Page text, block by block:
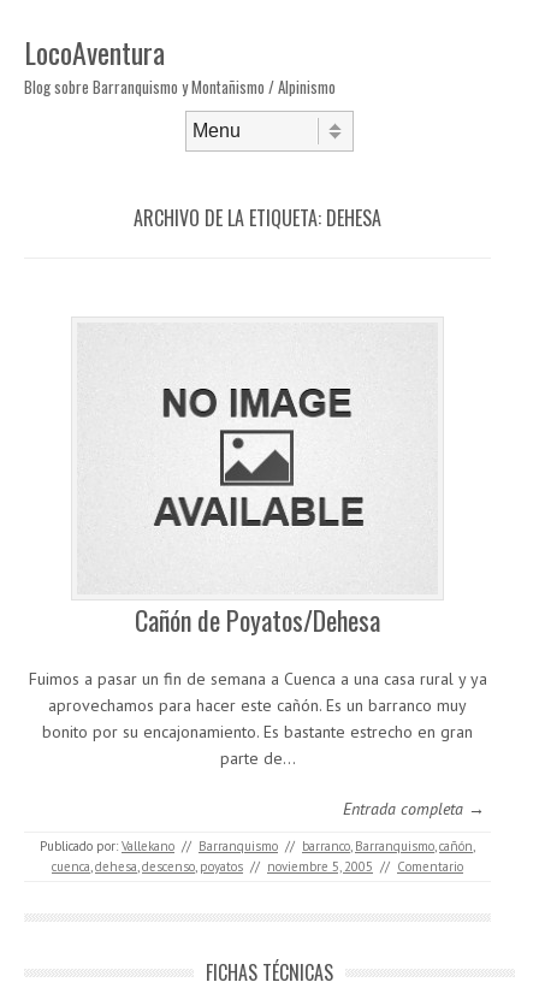
LocoAventura
Blog sobre Barranquismo y Montañismo / Alpinismo
ARCHIVO DE LA ETIQUETA: DEHESA
Cañón de Poyatos/Dehesa
Fuimos a pasar un fin de semana a Cuenca a una casa rural y ya
aprovechamos para hacer este cañón. Es un barranco muy
bonito por su encajonamiento. Es bastante estrecho en gran
parte de…
Entrada completa →
Publicado por: Vallekano // Barranquismo // barranco, Barranquismo,cañón,
cuenca,dehesa,descenso, poyatos // noviembre 5, 2005 // Comentario
FICHAS TÉCNICAS